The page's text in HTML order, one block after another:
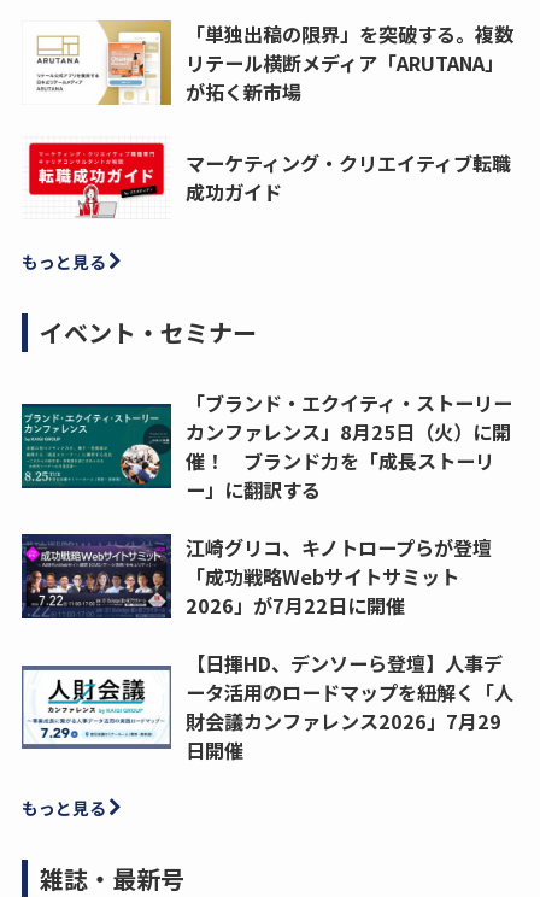
「単独出稿の限界」を突破する。複数
リテール横断メディア「ARUTANA」
が拓く新市場
マーケティング・クリエイティブ転職
成功ガイド
もっと見る
イベント・セミナー
「ブランド・エクイティ・ストーリー
カンファレンス」8月25日（火）に開
催！ ブランド力を「成長ストーリ
ー」に翻訳する
江崎グリコ、キノトロープらが登壇
「成功戦略Webサイトサミット
2026」が7月22日に開催
【日揮HD、デンソーら登壇】人事デ
ータ活用のロードマップを紐解く「人
財会議カンファレンス2026」7月29
日開催
もっと見る
雑誌・最新号